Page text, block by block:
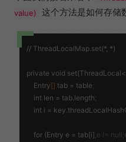
value)
这个方法是如何存储
// ThreadLocalMap.set(*, *)
private void
    Entry
[] tab = table;
    int
len = tab.length;
    int
i =
    for (Entry
e = tab[i];e !=